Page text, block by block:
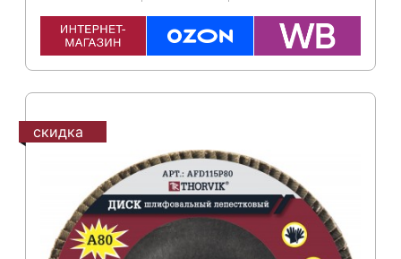
скидка